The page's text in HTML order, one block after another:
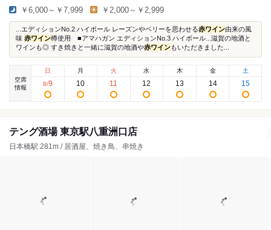
￥6,000～￥7,999 ￥2,000～￥2,999
...エディションNo.2 ハイボール レーズンやベリーを思わせる赤ワイン由来の風
味 赤ワイン樽使用 ■アマハガン エディションNo.3 ハイボール...滋賀の地酒と
ワインも◎ すき焼きと一緒に滋賀の地酒や赤ワインもいただきました...
空席
情報
日
8/9
月
10
火
11
水
12
木
13
金
14
土
15
テング酒場 東京駅八重洲口店
日本橋駅 281m / 居酒屋、焼き鳥、串焼き